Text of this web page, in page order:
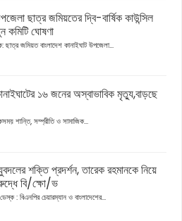
ছাত্র জমিয়তের দ্বি-বার্ষিক কাউন্সিল
কমিটি ঘোষণা
ছাত্র জমিয়ত বাংলাদেশ কানাইঘাট উপজেলা...
১৬ জনের অস্বাভাবিক মৃত্যু,বাড়ছে
শান্তি, সম্প্রীতি ও সামাজিক...
শক্তি প্রদর্শন, তারেক রহমানকে নিয়ে
বি/ক্ষো/ভ
: বিএনপির চেয়ারম্যান ও বাংলাদেশের...